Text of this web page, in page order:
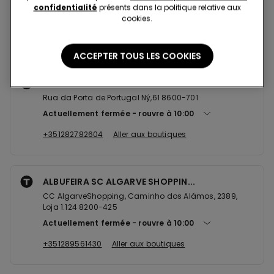
Boutiques proches de chez
LAGOS RUA PORTAS DE PORTUGAL
Rua da Porta de Portugal Ný,61 8600-701
Actuellement fermée
rouvre à 10:00
+351282782604
Aller aux boutiques
ALBUFEIRA SC ALGARVE SHOPPIN...
CC AlgarveShopping, Caminho dos Alámos, 2389,
Loja 1.124 8200-425
Actuellement fermée
rouvre à 10:00
+351289561430
Aller aux boutiques
confidentialité présents dans la politique relative aux
cookies.
ACCEPTER TOUS LES COOKIES